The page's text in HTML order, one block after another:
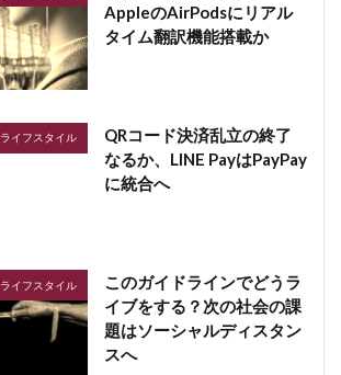
AppleのAirPodsにリアル
タイム翻訳機能搭載か
ライフスタイル
QRコード決済乱立の終了
なるか、LINE PayはPayPay
に統合へ
ライフスタイル
このガイドラインでどうラ
イブをする？次の社会の課
題はソーシャルディスタン
スへ